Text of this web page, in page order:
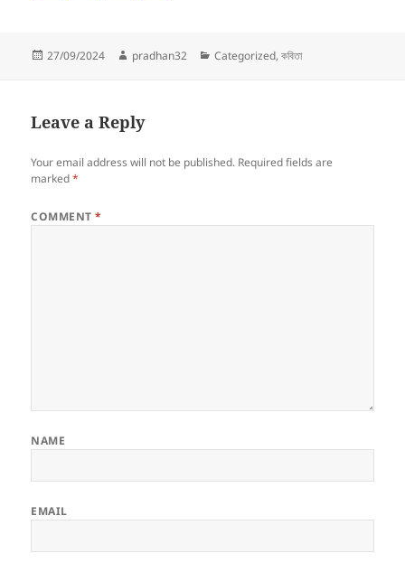
e
o
o
k
to
d
n
ai
l re
Posted
27/09/2024 Author
pradhan32 Categories
Categorized,কবিতা
Leave a Reply
Your email address will not be published. Required fields are
marked*
COMMENT*
NAME
EMAIL